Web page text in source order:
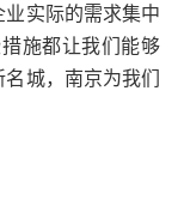
实际的需求集中
施都让我们能够
城，南京为我们